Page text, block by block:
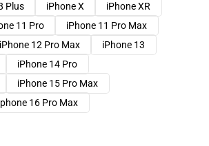
Plus iPhone X
iPhone XR
11 Pro
iPhone 11 Pro Max
iPhone 12 Pro Max
iPhone 13
iPhone 14 Pro
iPhone 15 Pro Max
16 Pro Max